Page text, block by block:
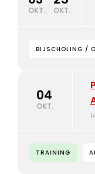
OKT. OKT.
BIJSCHOLING /
04
OKT.
TRAINING